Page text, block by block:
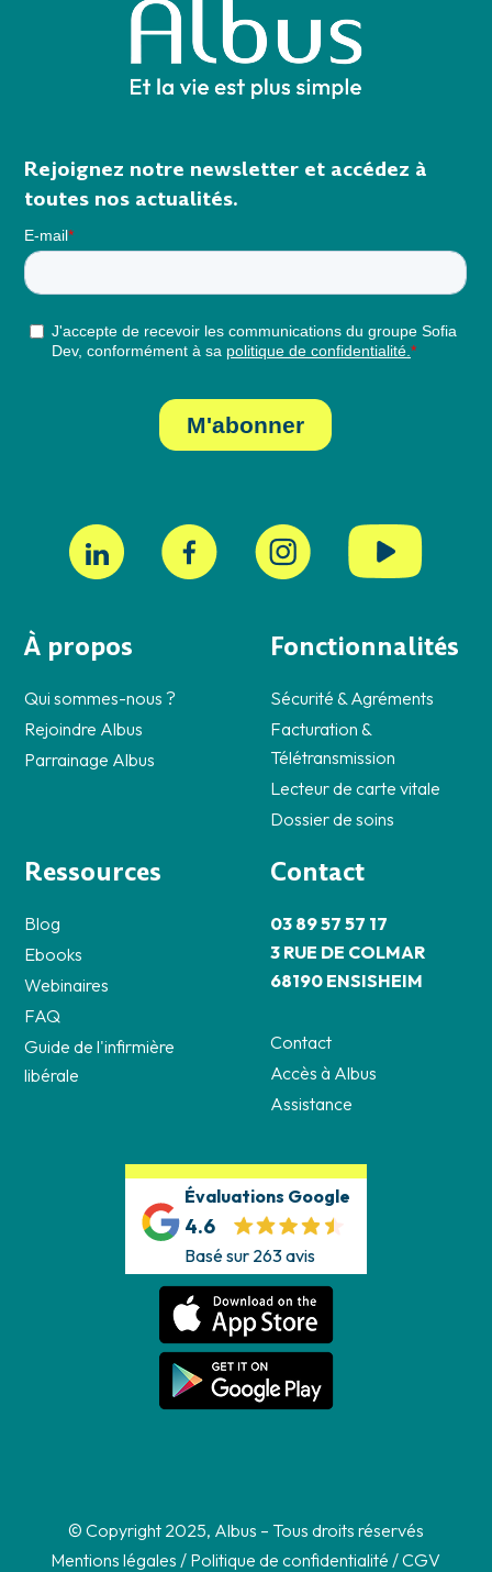
À propos
Qui sommes-nous ?
Rejoindre Albus
Parrainage Albus
Fonctionnalités
Sécurité & Agréments
Facturation &
Télétransmission
Lecteur de carte vitale
Dossier de soins
Ressources
Blog
Ebooks
Webinaires
FAQ
Guide de l'infirmière
libérale
Contact
03 89 57 57 17
3 RUE DE COLMAR
68190 ENSISHEIM
Contact
Accès à Albus
Assistance
Évaluations Google
4.6
Basé sur 263 avis
Rejoignez notre newsletter et accédez à
toutes nos actualités.
© Copyright 2025, Albus – Tous droits réservés
Mentions légales / Politique de confidentialité /CGV